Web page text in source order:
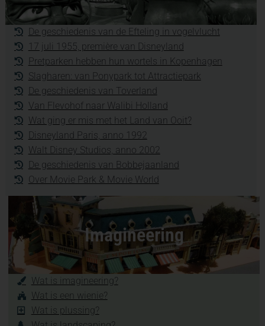
De geschiedenis van de Efteling in vogelvlucht
17 juli 1955, première van Disneyland
Pretparken hebben hun wortels in Kopenhagen
Slagharen: van Ponypark tot Attractiepark
De geschiedenis van Toverland
Van Flevohof naar Walibi Holland
Wat ging er mis met het Land van Ooit?
Disneyland Paris, anno 1992
Walt Disney Studios, anno 2002
De geschiedenis van Bobbejaanland
Over Movie Park & Movie World
Imagineering
Wat is imagineering?
Wat is een wienie?
Wat is plussing?